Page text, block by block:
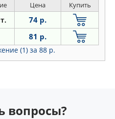
Цена Купить
74 р.
81 р.
(1) за 88 р.
вопросы?